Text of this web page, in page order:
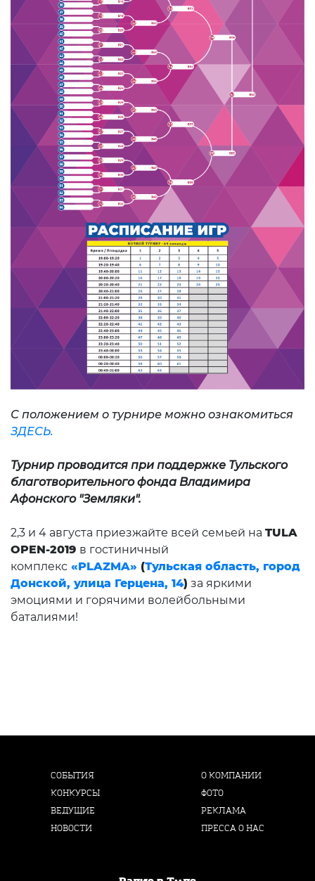
С положением о турнире можно ознакомиться
ЗДЕСЬ.
Турнир проводится при поддержке Тульского
благотворительного фонда Владимира
Афонского "Земляки".
2,3 и 4 августа приезжайте всей семьей на TULA
OPEN-2019 в гостиничный
комплекс «PLAZMA» (Тульская область, город
Донской, улица Герцена, 14) за яркими
эмоциями и горячими волейбольными
баталиями!
СОБЫТИЯ
КОНКУРСЫ
ВЕДУЩИЕ
НОВОСТИ
О КОМПАНИИ
ФОТО
РЕКЛАМА
ПРЕССА О НАС